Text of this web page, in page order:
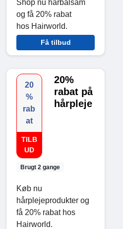
Shop nu hårbalsam
og få 20% rabat
hos Hairworld.
Få tilbud
20
%
rab
at
TILB
UD
Brugt 2 gange
20%
rabat på
hårpleje
Køb nu
hårplejeprodukter og
få 20% rabat hos
Hairworld.